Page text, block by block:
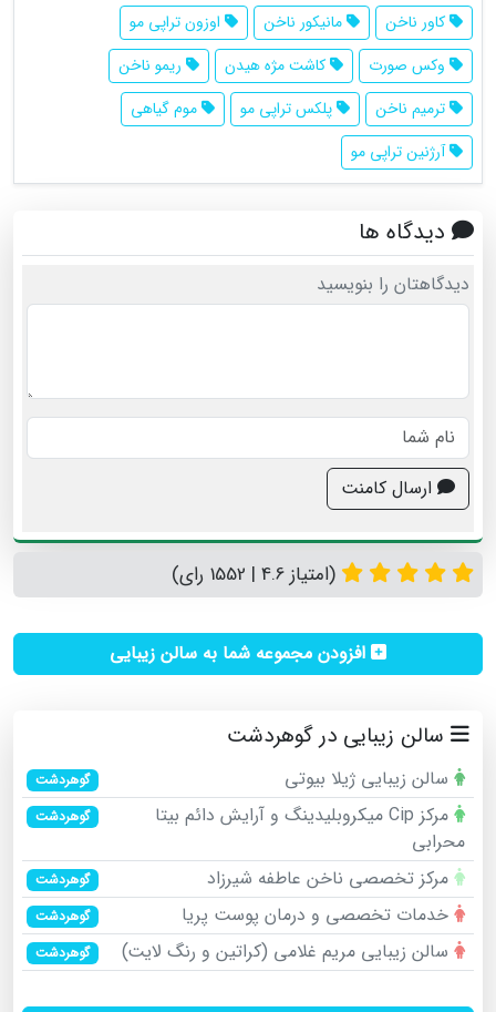
کاور ناخن مانیکور ناخن
اوزون تراپی مو
وکس صورت
کاشت مژه هیدن
ریمو ناخن
ترمیم ناخن
پلکس تراپی مو
موم گیاهی
آرژنین تراپی مو
دیدگاه ها
دیدگاهتان را بنویسید
ارسال کامنت
(امتیاز 4.6 | 1552 رای)
افزودن مجموعه شما به سالن زیبایی
سالن زیبایی در گوهردشت
سالن زیبایی ژیلا بیوتی گوهردشت
مرکز Cip میکروبلیدینگ و آرایش دائم بیتا
محرابی
گوهردشت
مرکز تخصصی ناخن عاطفه شیرزاد گوهردشت
خدمات تخصصی و درمان پوست پریا گوهردشت
سالن زیبایی مریم غلامی (کراتین و رنگ لایت) گوهردشت